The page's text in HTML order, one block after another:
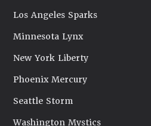
Los Angeles Sparks
Minnesota Lynx
New York Liberty
Phoenix Mercury
Seattle Storm
Washington Mystics